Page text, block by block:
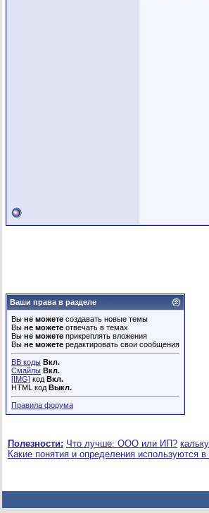
Ваши права в разделе
Вы не можете создавать новые темы
Вы не можете отвечать в темах
Вы не можете прикреплять вложения
Вы не можете редактировать свои сообщения
BB коды Вкл.
Смайлы Вкл.
[IMG] код Вкл.
HTML код Выкл.
Правила форума
Полезности: Что лучше: ООО или ИП?
Какие понятия и определения используются